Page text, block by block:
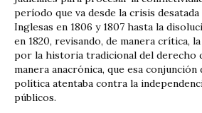
período que va desde la crisis
Inglesas en 1806 y 1807 hasta la
en 1820, revisando, de manera crítica,
por la historia tradicional del derecho
manera anacrónica, que esa conjunción
política atentaba contra la
públicos.